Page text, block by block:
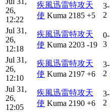
26,
12:22
疾風迅雷特攻天
使 Kuma 2185 +5
3-
2
Jul 31,
26,
12:18
疾風迅雷特攻天
使 Kuma 2203 -19
0-
3
Jul 31,
26,
12:10
疾風迅雷特攻天
使 Kuma 2197 +6
3-
2
Jul 31,
26,
12:05
疾風迅雷特攻天
使 Kuma 2190 +6
3-
2